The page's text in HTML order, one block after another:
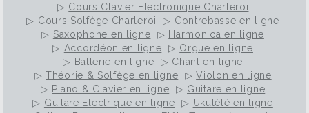
▷ Cours Clavier Electronique Charleroi
▷ Cours Solfège Charleroi ▷ Contrebasse en ligne
▷ Saxophone en ligne ▷ Harmonica en ligne
▷ Accordéon en ligne ▷ Orgue en ligne
▷ Batterie en ligne ▷ Chant en ligne
▷Théorie & Solfège en ligne ▷Violon en ligne
▷ Piano & Clavier en ligne ▷ Guitare en ligne
▷ Guitare Electrique en ligne ▷ Ukulélé en ligne